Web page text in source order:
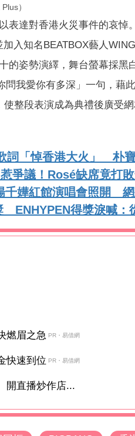
）
達對香港火災事件的哀悼
加入知名BEATBOX藝人
的姿勢演繹，舞台螢幕採黑
問我愛你有多深」一句，藉
整段表演成為典禮後廣受網
詞「悼香港大火」 朴
爭議！Rosé缺席竟打
千嬅紅館演唱會照開
ENHYPEN得獎淚喊：
燃眉之急 PR・易借網
快速到位 PR・易借網
開直播炒作店...